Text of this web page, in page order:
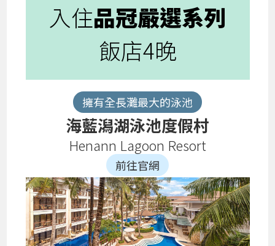
入住品冠嚴選系列
飯店4晚
擁有全長灘最大的泳池
海藍潟湖泳池度假村
Henann Lagoon Resort
前往官網